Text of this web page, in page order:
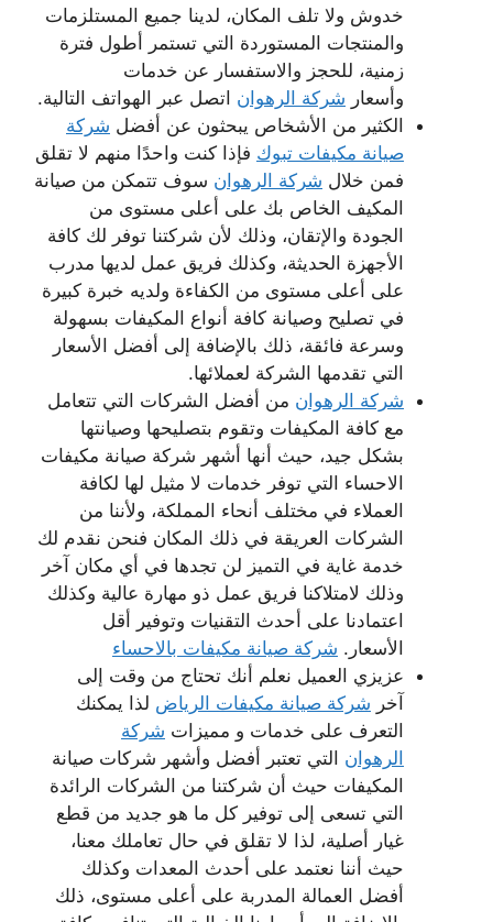
خدوش ولا تلف المكان، لدينا جميع المستلزمات
والمنتجات المستوردة التي تستمر أطول فترة
زمنية، للحجز والاستفسار عن خدمات
وأسعار شركة الرهوان اتصل عبر الهواتف التالية.
الكثير من الأشخاص يبحثون عن أفضل شركة
صيانة مكيفات تبوك فإذا كنت واحدًا منهم لا تقلق
فمن خلال شركة الرهوان سوف تتمكن من صيانة
المكيف الخاص بك على أعلى مستوى من
الجودة والإتقان، وذلك لأن شركتنا توفر لك كافة
الأجهزة الحديثة، وكذلك فريق عمل لديها مدرب
على أعلى مستوى من الكفاءة ولديه خبرة كبيرة
في تصليح وصيانة كافة أنواع المكيفات بسهولة
وسرعة فائقة، ذلك بالإضافة إلى أفضل الأسعار
التي تقدمها الشركة لعملائها.
شركة الرهوان من أفضل الشركات التي تتعامل
مع كافة المكيفات وتقوم بتصليحها وصيانتها
بشكل جيد، حيث أنها أشهر شركة صيانة مكيفات
الاحساء التي توفر خدمات لا مثيل لها لكافة
العملاء في مختلف أنحاء المملكة، ولأننا من
الشركات العريقة في ذلك المكان فنحن نقدم لك
خدمة غاية في التميز لن تجدها في أي مكان آخر
وذلك لامتلاكنا فريق عمل ذو مهارة عالية وكذلك
اعتمادنا على أحدث التقنيات وتوفير أقل
الأسعار. شركة صيانة مكيفات بالاحساء
عزيزي العميل نعلم أنك تحتاج من وقت إلى
آخر شركة صيانة مكيفات الرياض لذا يمكنك
التعرف على خدمات و مميزات شركة
الرهوان التي تعتبر أفضل وأشهر شركات صيانة
المكيفات حيث أن شركتنا من الشركات الرائدة
التي تسعى إلى توفير كل ما هو جديد من قطع
غيار أصلية، لذا لا تقلق في حال تعاملك معنا،
حيث أننا نعتمد على أحدث المعدات وكذلك
أفضل العمالة المدربة على أعلى مستوى، ذلك